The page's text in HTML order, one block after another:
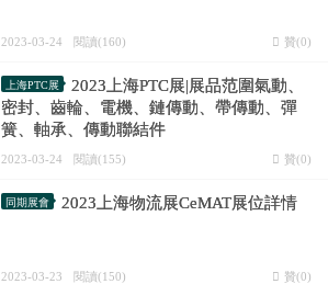
2023-03-24 閱讀(160) 贊(0)
上海PTC展
2023上海PTC展|展品范圍氣動、
密封、齒輪、電機、鏈傳動、帶傳動、彈
簧、軸承、傳動聯結件
2023-03-24 閱讀(155) 贊(0)
同期展會 2023上海物流展CeMAT展位詳情
2023-03-23 閱讀(150) 贊(0)